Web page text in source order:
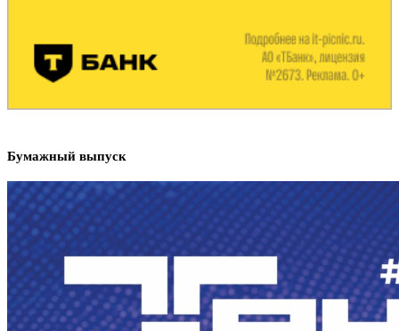
Бумажный выпуск